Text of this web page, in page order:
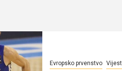
Evropsko prvenstvo